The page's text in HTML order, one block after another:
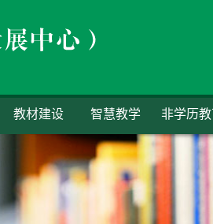
教材建设 智慧教学 非学历